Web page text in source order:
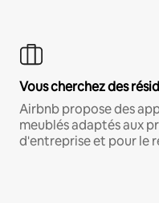
Vous cherchez des
Airbnb propose des
meublés adaptés aux
d'entreprise et pour le